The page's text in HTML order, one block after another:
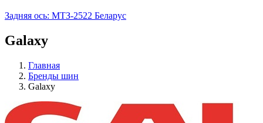
Задняя ось: МТЗ-2522 Беларус
Galaxy
Главная
Бренды шин
Galaxy